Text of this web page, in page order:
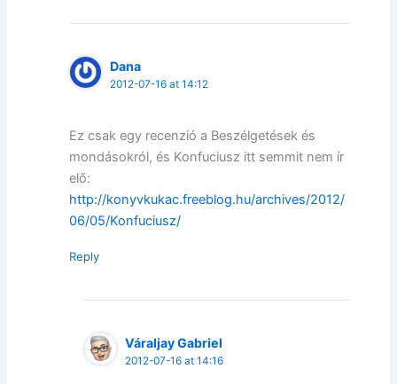
Dana
2012-07-16 at 14:12
Ez csak egy recenzió a Beszélgetések és
mondásokról, és Konfuciusz itt semmit nem ír
elő:
http://konyvkukac.freeblog.hu/archives/2012/
06/05/Konfuciusz/
Reply
Váraljay Gabriel
2012-07-16 at 14:16